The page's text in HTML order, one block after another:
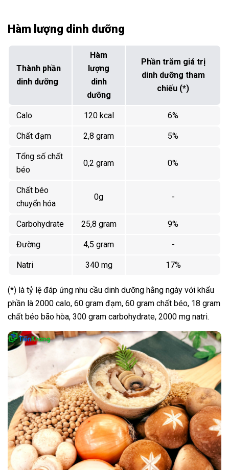
Hàm lượng dinh dưỡng
Thành phần
dinh dưỡng
Hàm
lượng
dinh
dưỡng
Phần trăm giá trị
dinh dưỡng tham
chiếu (*)
Calo 120 kcal 6%
Chất đạm 2,8 gram 5%
Tổng số chất
béo
0,2 gram 0%
Chất béo
chuyển hóa
0g -
Carbohydrate 25,8 gram 9%
Đường 4,5 gram -
Natri 340 mg 17%
(*) là tỷ lệ đáp ứng nhu cầu dinh dưỡng hằng ngày với khẩu
phần là 2000 calo, 60 gram đạm, 60 gram chất béo, 18 gram
chất béo bão hòa, 300 gram carbohydrate, 2000 mg natri.